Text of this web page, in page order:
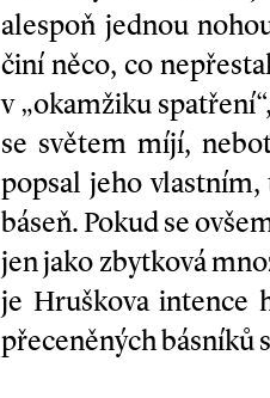
alespoň jednou
činí něco, co
v „okamžiku
se světem míjí,
popsal jeho
báseň. Pokud se
jen jako zbytková
je Hruškova intence
přeceněných básníků